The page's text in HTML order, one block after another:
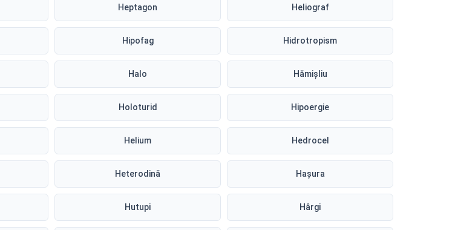
Heptagon Heliograf
Hipofag Hidrotropism
Halo Hămișliu
Holoturid Hipoergie
Helium Hedrocel
Heterodină Hașura
Hutupi Hârgi